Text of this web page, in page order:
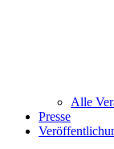
Alle
Presse